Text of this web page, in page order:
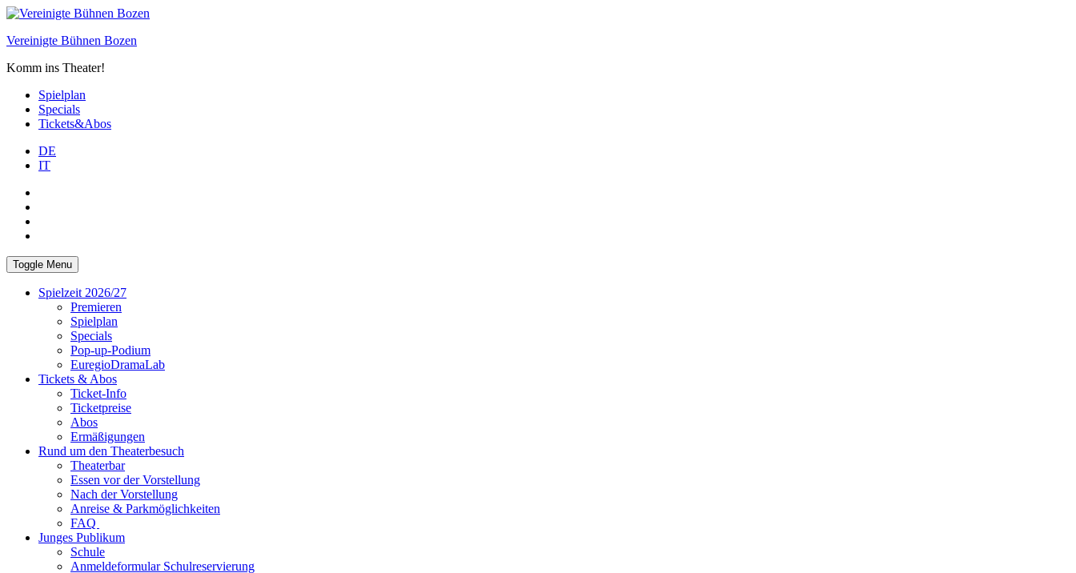
Skip
content
Vereinigte Bühnen Bozen
Komm ins Theater!
Spielplan
Specials
Tickets&Abos
DE
IT
Toggle Menu
Spielzeit 2026/27
Premieren
Spielplan
Specials
Pop-up-Podium
EuregioDramaLab
Tickets & Abos
Ticket-Info
Ticketpreise
Abos
Ermäßigungen
Rund um den Theaterbesuch
Theaterbar
Essen vor der Vorstellung
Nach der Vorstellung
Anreise & Parkmöglichkeiten
FAQ
Junges Publikum
Schule
Anmeldeformular Schulreservierung